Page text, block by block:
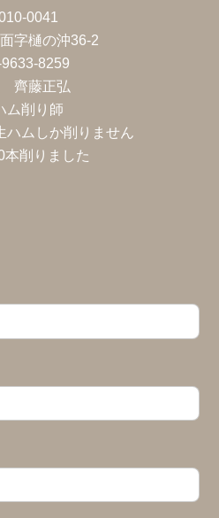
0041
字樋の沖36-2
8259
齊藤正弘
ム削り師
ハムしか削りません
本削りました